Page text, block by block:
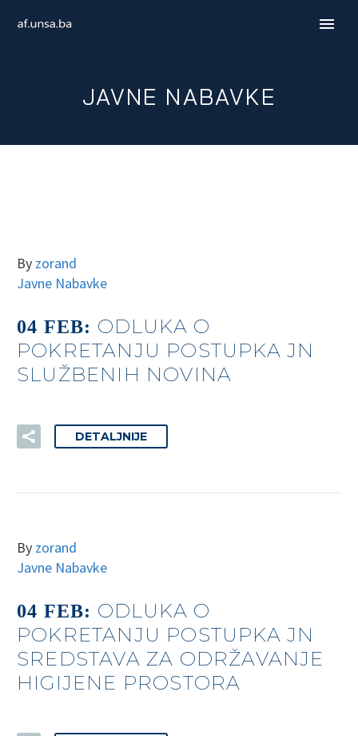
JAVNE NABAVKE
By zorand
Javne Nabavke
04 FEB: ODLUKA O
POKRETANJU POSTUPKA JN
SLUŽBENIH NOVINA
DETALJNIJE
By zorand
Javne Nabavke
04 FEB: ODLUKA O
POKRETANJU POSTUPKA JN
SREDSTAVA ZA ODRŽAVANJE
HIGIJENE PROSTORA